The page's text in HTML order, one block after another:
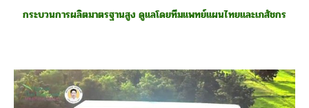
กระบวนการผลิตมาตรฐานสูง ดูแลโดยทีมแพทย์แผนไทยและเภสัชกร